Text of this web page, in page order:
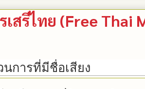
สรีไทย (Free Thai
การที่มีชื่อเสียง